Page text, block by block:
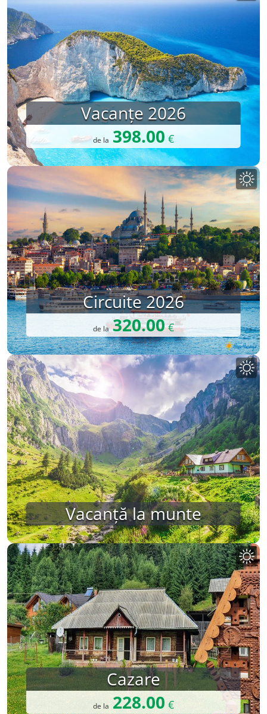
Vacanțe 2026
de la 398.00 €
Circuite 2026
de la320.00 €
Vacanță la munte
Cazare
de la 228.00 €